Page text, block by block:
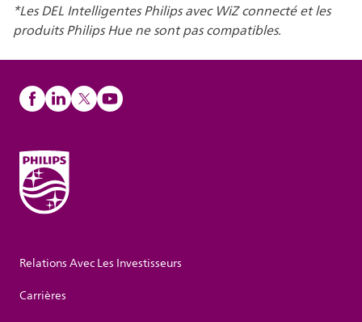
*Les DEL Intelligentes Philips avec WiZ connecté et les
produits Philips Hue ne sont pas compatibles.
Relations Avec Les Investisseurs
Carrières